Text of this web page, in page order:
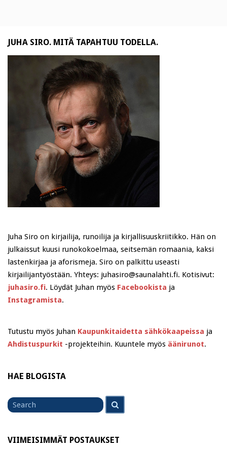
JUHA SIRO. MITÄ TAPAHTUU TODELLA.
Juha Siro on kirjailija, runoilija ja kirjallisuuskriitikko. Hän on
julkaissut kuusi runokokoelmaa, seitsemän romaania, kaksi
lastenkirjaa ja aforismeja. Siro on palkittu useasti
kirjailijantyöstään. Yhteys: juhasiro@saunalahti.fi. Kotisivut:
juhasiro.fi. Löydät Juhan myös Facebookista ja
Instagramista.
Tutustu myös Juhan Kaupunkitaidetta sähkökaapeissa ja
Ahdistuspurkit -projekteihin. Kuuntele myös äänirunot.
HAE BLOGISTA
Search
for
VIIMEISIMMÄT POSTAUKSET